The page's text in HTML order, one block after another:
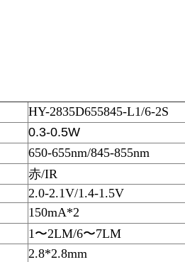
HY-2835D655845-L1/6-2S
0.3-0.5W
650-655nm/845-855nm
赤/IR
2.0-2.1V/1.4-1.5V
150mA*2
1〜2LM/6〜7LM
2.8*2.8mm